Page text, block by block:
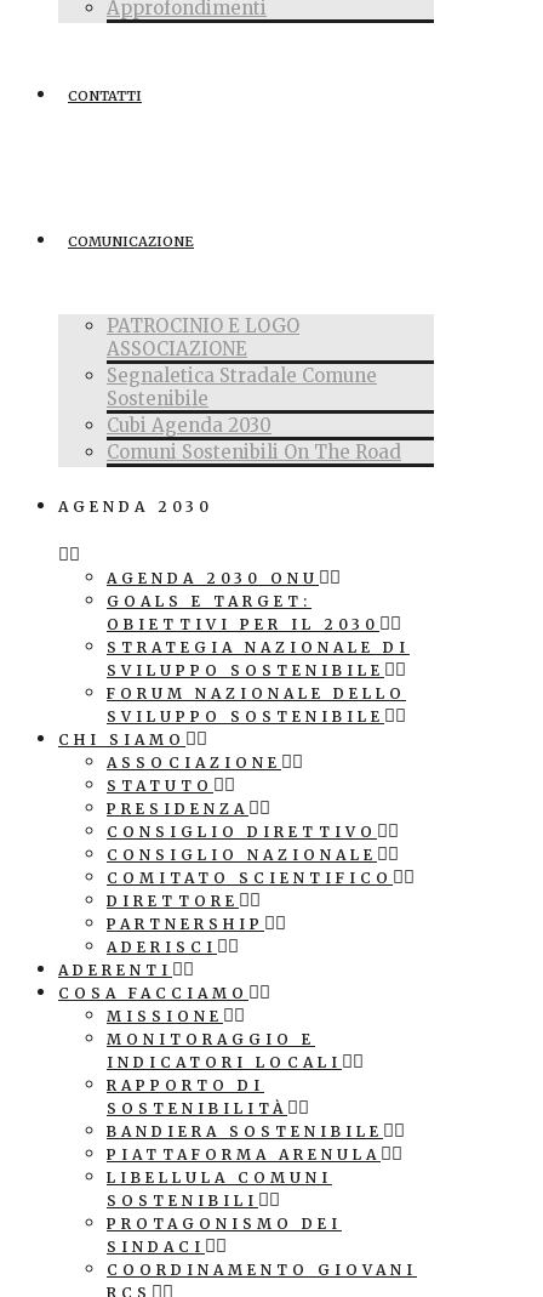
Approfondimenti
CONTATTI
COMUNICAZIONE
PATROCINIO E LOGO
ASSOCIAZIONE
Segnaletica Stradale Comune
Sostenibile
Cubi Agenda 2030
Comuni Sostenibili On The Road
AGENDA 2030
AGENDA 2030 ONU
GOALS E TARGET:
OBIETTIVI PER IL 2030
STRATEGIA NAZIONALE DI
SVILUPPO SOSTENIBILE
FORUM NAZIONALE DELLO
SVILUPPO SOSTENIBILE
CHI SIAMO
ASSOCIAZIONE
STATUTO
PRESIDENZA
CONSIGLIO DIRETTIVO
CONSIGLIO NAZIONALE
COMITATO SCIENTIFICO
DIRETTORE
PARTNERSHIP
ADERISCI
ADERENTI
COSA FACCIAMO
MISSIONE
MONITORAGGIO E
INDICATORI LOCALI
RAPPORTO DI
SOSTENIBILITÀ
BANDIERA SOSTENIBILE
PIATTAFORMA ARENULA
LIBELLULA COMUNI
SOSTENIBILI
PROTAGONISMO DEI
SINDACI
COORDINAMENTO GIOVANI
RCS